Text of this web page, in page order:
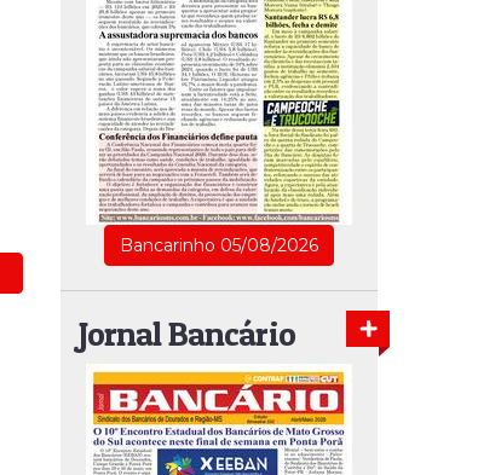
Bancarinho 05/08/2026
Jornal Bancário